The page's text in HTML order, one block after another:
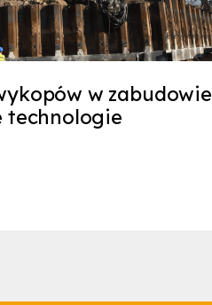
w zabudowie
technologie